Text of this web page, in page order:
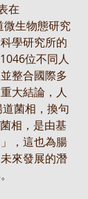
在
微生物態研究
學研究所的
位不同人
整合國際多
大結論，人
菌相，換句
相，是由基
，這也為腸
來發展的潛